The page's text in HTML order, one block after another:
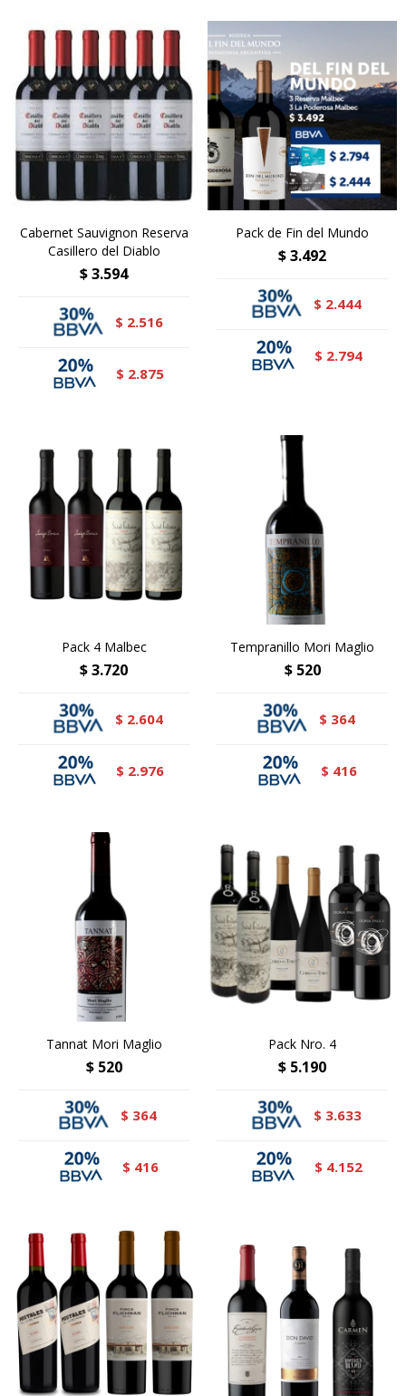
Cabernet Sauvignon Reserva
Casillero del Diablo
$3.594
$ 2.516
$ 2.875
Pack de Fin del Mundo
$3.492
$ 2.444
$ 2.794
Pack 4 Malbec
$3.720
$ 2.604
$ 2.976
Tempranillo Mori Maglio
$ 520
$ 364
$ 416
Tannat Mori Maglio
$ 520
$ 364
$ 416
Pack Nro. 4
$ 5.190
$ 3.633
$ 4.152